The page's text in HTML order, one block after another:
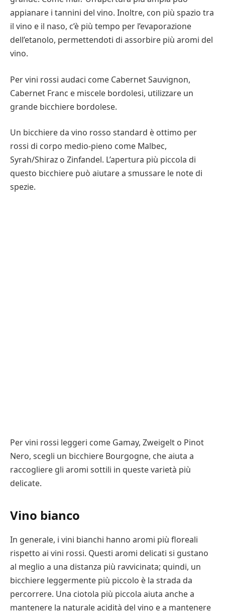
appianare i tannini del vino. Inoltre, con più spazio tra
il vino e il naso, c’è più tempo per l’evaporazione
dell’etanolo, permettendoti di assorbire più aromi del
vino.
Per vini rossi audaci come Cabernet Sauvignon,
Cabernet Franc e miscele bordolesi, utilizzare un
grande bicchiere bordolese.
Un bicchiere da vino rosso standard è ottimo per
rossi di corpo medio-pieno come Malbec,
Syrah/Shiraz o Zinfandel. L’apertura più piccola di
questo bicchiere può aiutare a smussare le note di
spezie.
Per vini rossi leggeri come Gamay, Zweigelt o Pinot
Nero, scegli un bicchiere Bourgogne, che aiuta a
raccogliere gli aromi sottili in queste varietà più
delicate.
Vino bianco
In generale, i vini bianchi hanno aromi più floreali
rispetto ai vini rossi. Questi aromi delicati si gustano
al meglio a una distanza più ravvicinata; quindi, un
bicchiere leggermente più piccolo è la strada da
percorrere. Una ciotola più piccola aiuta anche a
mantenere la naturale acidità del vino e a mantenere